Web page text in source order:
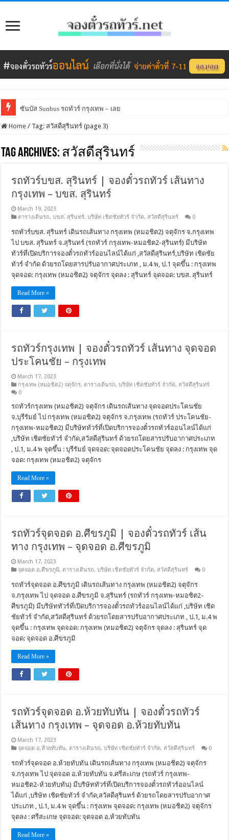
ซันบัส Sunbus รถทัวร์ กรุงเทพ – เลย
Home / Tag: สวัสดีสุรินทร์ (page 3)
Tag Archives: สวัสดีสุรินทร์
รถทัวร์บขส. สุรินทร์ | จองตั๋วรถทัวร์ เส้นทาง
กรุงเทพ – บขส. สุรินทร์
March 19, 2023
ตารางเดินรถ,บขส. สุรินทร์,บริษัท เชิดชัยทัวร์ จำกัด, สวัสดีสุรินทร์ 0
รถทัวร์บขส. สุรินทร์ เดินรถเส้นทาง กรุงเทพ (หมอชิต2) จตุจักร จ.กรุงเทพ
ไป บขส. สุรินทร์ จ.สุรินทร์ (รถทัวร์ กรุงเทพ-หมอชิต2-สุรินทร์) มีบริษัท
ทัวร์ที่เปิดบริการจองตั๋วรถทัวร์ออนไลน์ได้แก่ ,สวัสดีสุรินทร์,บริษัท เชิดชัย
ทัวร์ จำกัด ด้วยรถโดยสารปรับอากาศประเภท , ม.4 พ, ป.1 จุดขึ้น : กรุงเทพ
จุดจอด: กรุงเทพ (หมอชิต2) จตุจักร จุดลง : สุรินทร์ จุดจอด: บขส. สุรินทร์
Read More »
รถทัวร์กรุงเทพ | จองตั๋วรถทัวร์ เส้นทาง จุดจอด
ประโคนชัย – กรุงเทพ
March 17, 2023
กรุงเทพ (หมอชิต2) จตุจักร, ตารางเดินรถ,บริษัท เชิดชัยทัวร์ จำกัด, สวัสดีสุรินทร์
0
รถทัวร์กรุงเทพ (หมอชิต2) จตุจักร เดินรถเส้นทาง จุดจอดประโคนชัย
จ.บุรีรัมย์ ไป กรุงเทพ (หมอชิต2) จตุจักร จ.กรุงเทพ (รถทัวร์ ประโคนชัย-
กรุงเทพ-หมอชิต2) มีบริษัททัวร์ที่เปิดบริการจองตั๋วรถทัวร์ออนไลน์ได้แก่
,บริษัท เชิดชัยทัวร์ จำกัด,สวัสดีสุรินทร์ ด้วยรถโดยสารปรับอากาศประเภท
, ป.1, ม.4 พ จุดขึ้น : บุรีรัมย์ จุดจอด: จุดจอดประโคนชัย จุดลง : กรุงเทพ จุด
จอด: กรุงเทพ (หมอชิต2) จตุจักร
Read More »
รถทัวร์จุดจอด อ.ศีขรภูมิ | จองตั๋วรถทัวร์ เส้น
ทาง กรุงเทพ – จุดจอด อ.ศีขรภูมิ
March 17, 2023
จุดจอด อ.ศีขรภูมิ, ตารางเดินรถ,บริษัท เชิดชัยทัวร์ จำกัด, สวัสดีสุรินทร์ 0
รถทัวร์จุดจอด อ.ศีขรภูมิ เดินรถเส้นทาง กรุงเทพ (หมอชิต2) จตุจักร
จ.กรุงเทพ ไป จุดจอด อ.ศีขรภูมิ จ.สุรินทร์ (รถทัวร์ กรุงเทพ-หมอชิต2-
ศีขรภูมิ) มีบริษัททัวร์ที่เปิดบริการจองตั๋วรถทัวร์ออนไลน์ได้แก่ ,บริษัท เชิด
ชัยทัวร์ จำกัด,สวัสดีสุรินทร์ ด้วยรถโดยสารปรับอากาศประเภท , ป.1, ม.4 พ
จุดขึ้น : กรุงเทพ จุดจอด: กรุงเทพ (หมอชิต2) จตุจักร จุดลง : สุรินทร์ จุด
จอด: จุดจอด อ.ศีขรภูมิ
Read More »
รถทัวร์จุดจอด อ.ห้วยทับทัน | จองตั๋วรถทัวร์
เส้นทาง กรุงเทพ – จุดจอด อ.ห้วยทับทัน
March 17, 2023
จุดจอด อ.ห้วยทับทัน, ตารางเดินรถ,บริษัท เชิดชัยทัวร์ จำกัด, สวัสดีสุรินทร์ 0
รถทัวร์จุดจอด อ.ห้วยทับทัน เดินรถเส้นทาง กรุงเทพ (หมอชิต2) จตุจักร
จ.กรุงเทพ ไป จุดจอด อ.ห้วยทับทัน จ.ศรีสะเกษ (รถทัวร์ กรุงเทพ-
หมอชิต2-ห้วยทับทัน) มีบริษัททัวร์ที่เปิดบริการจองตั๋วรถทัวร์ออนไลน์
ได้แก่ ,บริษัท เชิดชัยทัวร์ จำกัด,สวัสดีสุรินทร์ ด้วยรถโดยสารปรับอากาศ
ประเภท , ป.1, ม.4 พ จุดขึ้น : กรุงเทพ จุดจอด: กรุงเทพ (หมอชิต2) จตุจักร
จุดลง : ศรีสะเกษ จุดจอด: จุดจอด อ.ห้วยทับทัน
Read More »